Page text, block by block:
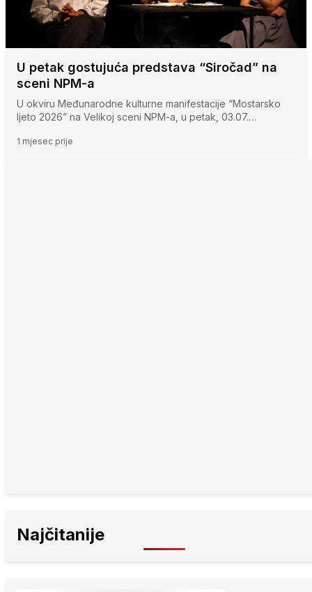
U petak gostujuća predstava “Siročad” na
sceni NPM-a
U okviru Međunarodne kulturne manifestacije “Mostarsko
ljeto 2026” na Velikoj sceni NPM-a, u petak, 03.07.…
1 mjesec prije
Najčitanije